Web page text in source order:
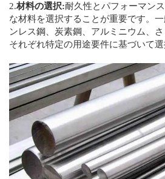
2.材料の選択:耐久性とパフォーマン
な材料を選択することが重要です。
ンレス鋼、炭素鋼、アルミニウム、さ
それぞれ特定の用途要件に基づいて選